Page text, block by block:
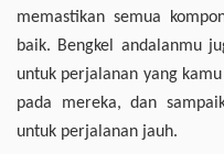
memastikan semua
baik. Bengkel andalanmu
untuk perjalanan yang
pada mereka, dan
untuk perjalanan jauh.